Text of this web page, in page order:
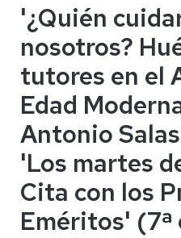
'¿Quién
nosotros?
tutores en el
Edad
Antonio
'Los martes
Cita con los
Eméritos'